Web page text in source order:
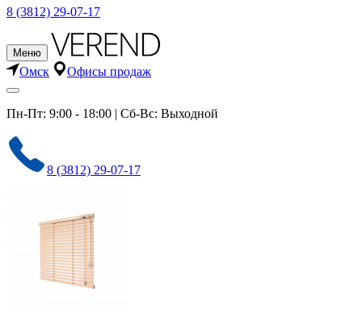
8 (3812) 29-07-17
Меню
Омск Офисы продаж
Пн-Пт: 9:00 - 18:00 | Сб-Вс: Выходной
8 (3812) 29-07-17